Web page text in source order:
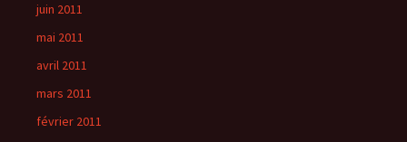
juin 2011
mai 2011
avril 2011
mars 2011
février 2011